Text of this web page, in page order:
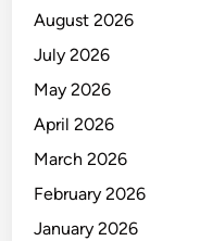
August 2026
July 2026
May 2026
April 2026
March 2026
February 2026
January 2026